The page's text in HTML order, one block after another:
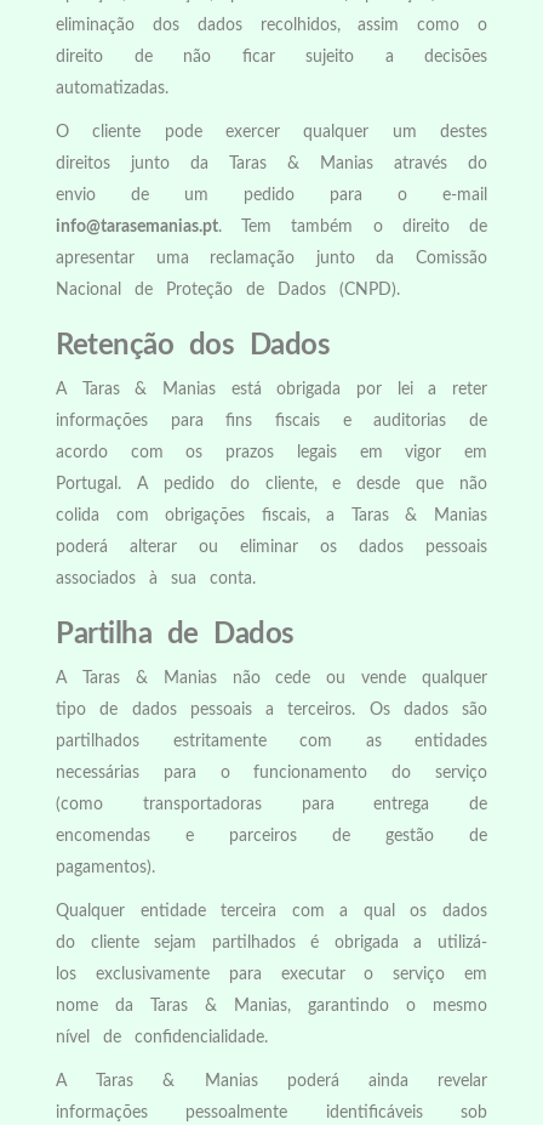
eliminação dos dados recolhidos, assim como o
direito de não ficar sujeito a decisões
automatizadas.
O cliente pode exercer qualquer um destes
direitos junto da Taras & Manias através do
envio de um pedido para o e-mail
info@tarasemanias.pt. Tem também o direito de
apresentar uma reclamação junto da Comissão
Nacional de Proteção de Dados (CNPD).
Retenção dos Dados
A Taras & Manias está obrigada por lei a reter
informações para fins fiscais e auditorias de
acordo com os prazos legais em vigor em
Portugal. A pedido do cliente, e desde que não
colida com obrigações fiscais, a Taras & Manias
poderá alterar ou eliminar os dados pessoais
associados à sua conta.
Partilha de Dados
A Taras & Manias não cede ou vende qualquer
tipo de dados pessoais a terceiros. Os dados são
partilhados estritamente com as entidades
necessárias para o funcionamento do serviço
(como transportadoras para entrega de
encomendas e parceiros de gestão de
pagamentos).
Qualquer entidade terceira com a qual os dados
do cliente sejam partilhados é obrigada a utilizá-
los exclusivamente para executar o serviço em
nome da Taras & Manias, garantindo o mesmo
nível de confidencialidade.
A Taras & Manias poderá ainda revelar
informações pessoalmente identificáveis sob